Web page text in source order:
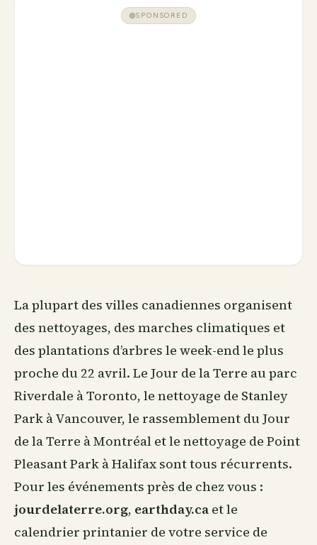
SPONSORED
La plupart des villes canadiennes organisent
des nettoyages, des marches climatiques et
des plantations d’arbres le week-end le plus
proche du 22 avril. Le Jour de la Terre au parc
Riverdale à Toronto, le nettoyage de Stanley
Park à Vancouver, le rassemblement du Jour
de la Terre à Montréal et le nettoyage de Point
Pleasant Park à Halifax sont tous récurrents.
Pour les événements près de chez vous :
jourdelaterre.org, earthday.ca et le
calendrier printanier de votre service de